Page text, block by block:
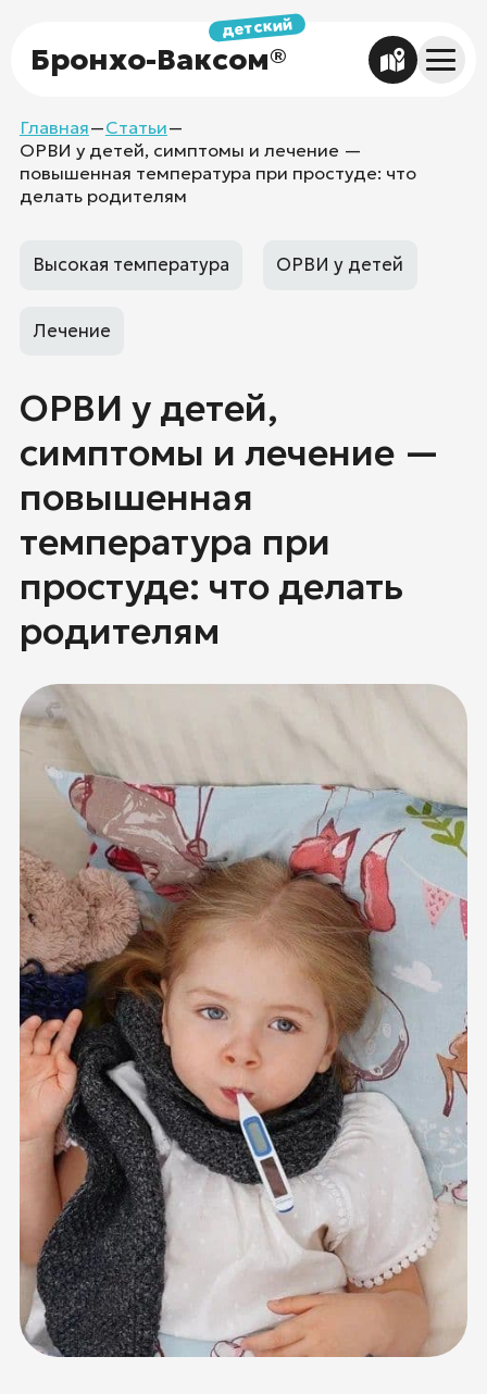
Бронхо-Ваксом®
детский
О препарате
Простуда, ОРВИ и осложнения
Полезное
Специалистам
Где купить
Главная—Статьи—
ОРВИ у детей, симптомы и лечение —
повышенная температура при простуде: что
делать родителям
Высокая температура ОРВИ у детей
Лечение
ОРВИ у детей,
симптомы и лечение —
повышенная
температура при
простуде: что делать
родителям